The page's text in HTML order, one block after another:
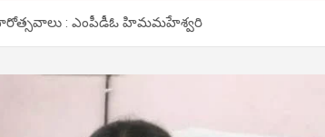
వారోత్సవాలు : ఎంపీడీఓ హిమమ‌హేశ్వ‌రి